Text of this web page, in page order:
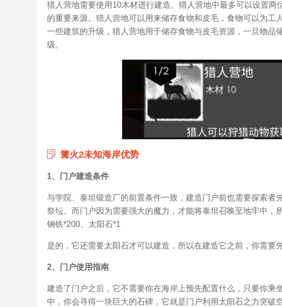
猎人营地需要使用10木材进行建造。猎人营地中最多可以设置
的重要来源。猎人营地可以用来储存食物和皮毛，食物可以为工
一些建筑的升级，猎人营地用于储存食物与皮毛资源，一旦物品
级。
篝火2未知海岸优势
1、门户建造条件
与学院、泰坦锻造厂的前置条件一致，建造门户前也需要探索者
祭坛。而门户因为需要强大的魔力，才能将泰坦召唤至地牢中，
钢铁*200、太阳石*1
是的，它还需要太阳石才可以建造，所以在建造它之前，你需要
2、门户使用指南
建造了门户之后，它不需要你在海岸上预先配置什么，只要你乘
中，你会寻得一块巨大的石碑，它就是门户利用太阳石之力突破